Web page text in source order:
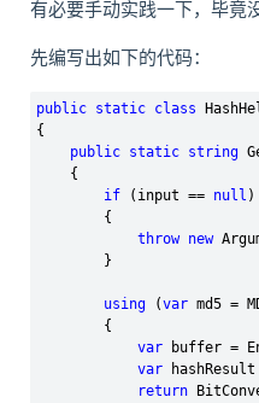
有必要手动实践一下，毕竟
先编写出如下的代码：
public static class
{
public static string
    {
if (input == null )
        {
throw new
        }
using (var md5 =
        {
var buffer =
var
return